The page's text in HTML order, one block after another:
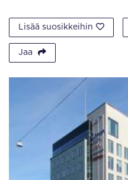
Lisää suosikkeihin
Jaa